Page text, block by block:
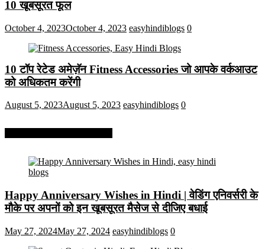
10 खूबसूरत फूल
October 4, 2023October 4, 2023 easyhindiblogs 0
10 टॉप रेटेड अमेज़ॅन Fitness Accessories जो आपके वर्कआउट
को अधिकतम करेंगी
August 5, 2023August 5, 2023 easyhindiblogs 0
Happy Anniversary Wishes in Hindi | वेडिंग एनिवर्सरी के
मौके पर अपनों को इन खूबसूरत मैसेज से दीजिए बधाई
May 27, 2024May 27, 2024 easyhindiblogs 0